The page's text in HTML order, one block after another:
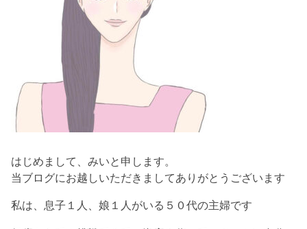
はじめまして、みいと申します。
当ブログにお越しいただきましてありがとうございます
私は、息子１人、娘１人がいる５０代の主婦です